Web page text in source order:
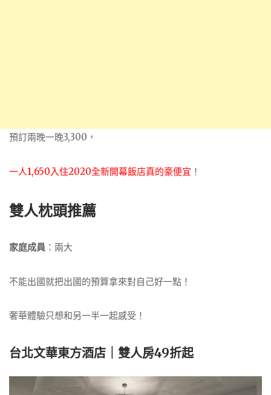
預訂兩晚一晚3,300，
一人1,650入住2020全新開幕飯店真的豪便宜 ！
雙人枕頭推薦
家庭成員 ：兩大
不能出國就把出國的預算拿來對自己好一點！
奢華體驗只想和另一半一起感受！
台北文華東方酒店｜雙人房49折起